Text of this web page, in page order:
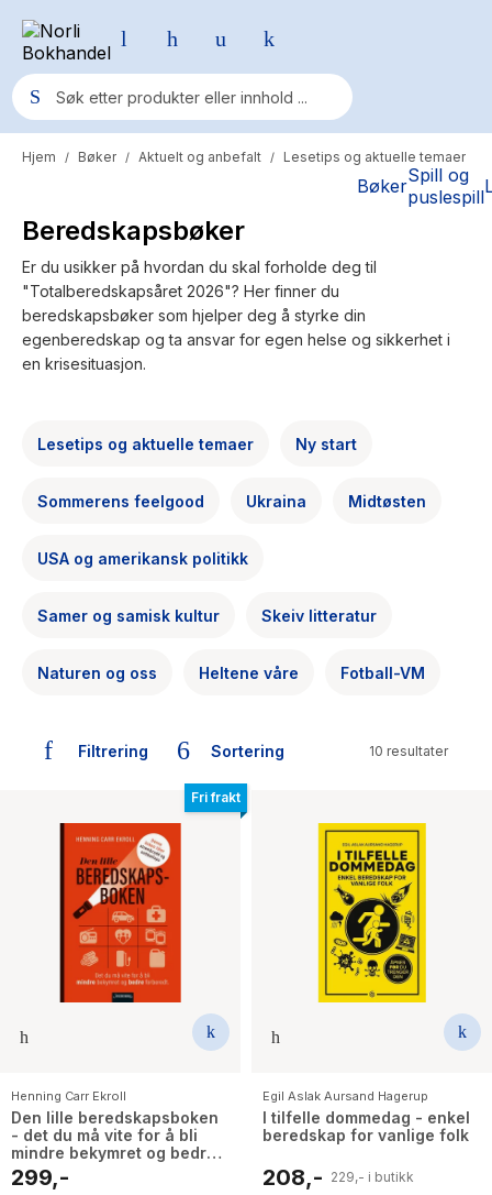
BøkerSpill og
puslespill
Populære søk
Fury Bound - Sable Sorensen
Yesteryear
Elizabeth Strout
Hypopressiv trening
The Housemaid
Hjem / Bøker / Aktuelt og anbefalt / Lesetips og aktuelle temaer
Beredskapsbøker
Er du usikker på hvordan du skal forholde deg til
"Totalberedskapsåret 2026"? Her finner du
beredskapsbøker som hjelper deg å styrke din
egenberedskap og ta ansvar for egen helse og sikkerhet i
en krisesituasjon.
Lesetips og aktuelle temaer Ny start
Sommerens feelgood Ukraina Midtøsten
USA og amerikansk politikk
Samer og samisk kultur Skeiv litteratur
Naturen og oss Heltene våre Fotball-VM
Filtrering Sortering 10 resultater
Fri frakt
Henning Carr Ekroll
Den lille beredskapsboken
- det du må vite for å bli
mindre bekymret og bedre
forberedt
299,-
Egil Aslak Aursand Hagerup
I tilfelle dommedag - enkel
beredskap for vanlige folk
208,- 229,- i butikk